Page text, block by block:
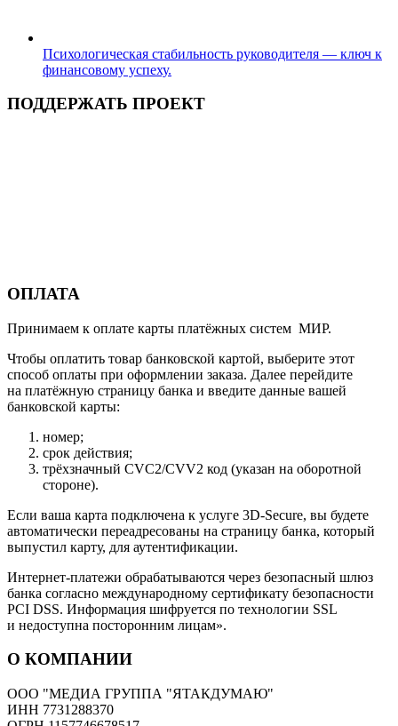
Психологическая стабильность руководителя — ключ к
финансовому успеху.
ПОДДЕРЖАТЬ ПРОЕКТ
ОПЛАТА
Принимаем к оплате карты платёжных систем МИР.
Чтобы оплатить товар банковской картой, выберите этот
способ оплаты при оформлении заказа. Далее перейдите
на платёжную страницу банка и введите данные вашей
банковской карты:
номер;
срок действия;
трёхзначный CVC2/CVV2 код (указан на оборотной
стороне).
Если ваша карта подключена к услуге 3D-Secure, вы будете
автоматически переадресованы на страницу банка, который
выпустил карту, для аутентификации.
Интернет-платежи обрабатываются через безопасный шлюз
банка согласно международному сертификату безопасности
PCI DSS. Информация шифруется по технологии SSL
и недоступна посторонним лицам».
О КОМПАНИИ
ООО "МЕДИА ГРУППА "ЯТАКДУМАЮ"
ИНН 7731288370